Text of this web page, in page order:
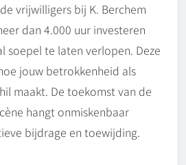
vrijwilligers bij K. Berchem
dan 4.000 uur investeren
soepel te laten verlopen. Deze
jouw betrokkenheid als
maakt. De toekomst van de
hangt onmiskenbaar
bijdrage en toewijding.